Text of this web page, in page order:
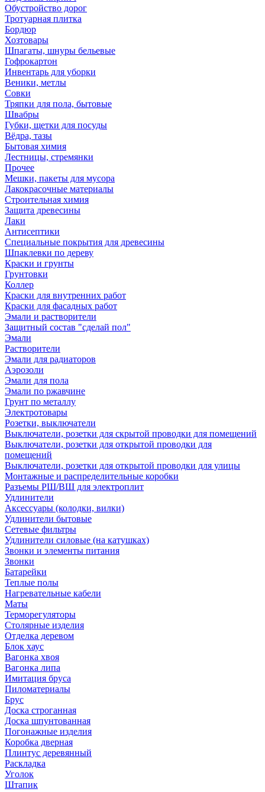
Обустройство дорог
Тротуарная плитка
Бордюр
Хозтовары
Шпагаты, шнуры бельевые
Гофрокартон
Инвентарь для уборки
Веники, метлы
Совки
Тряпки для пола, бытовые
Швабры
Губки, щетки для посуды
Вёдра, тазы
Бытовая химия
Лестницы, стремянки
Прочее
Мешки, пакеты для мусора
Лакокрасочные материалы
Строительная химия
Защита древесины
Лаки
Антисептики
Специальные покрытия для древесины
Шпаклевки по дереву
Краски и грунты
Грунтовки
Коллер
Краски для внутренних работ
Краски для фасадных работ
Эмали и растворители
Защитный состав "сделай пол"
Эмали
Растворители
Эмали для радиаторов
Аэрозоли
Эмали для пола
Эмали по ржавчине
Грунт по металлу
Электротовары
Розетки, выключатели
Выключатели, розетки для скрытой проводки для помещений
Выключатели, розетки для открытой проводки для
помещений
Выключатели, розетки для открытой проводки для улицы
Монтажные и распределительные коробки
Разъемы РШ/ВШ для электроплит
Удлинители
Аксессуары (колодки, вилки)
Удлинители бытовые
Сетевые фильтры
Удлинители силовые (на катушках)
Звонки и элементы питания
Звонки
Батарейки
Теплые полы
Нагревательные кабели
Маты
Терморегуляторы
Столярные изделия
Отделка деревом
Блок хаус
Вагонка хвоя
Вагонка липа
Имитация бруса
Пиломатериалы
Брус
Доска строганная
Доска шпунтованная
Погонажные изделия
Коробка дверная
Плинтус деревянный
Раскладка
Уголок
Штапик